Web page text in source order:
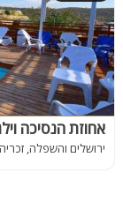
אחוזת הנסיכה
ירושלים והשפלה, זכריה